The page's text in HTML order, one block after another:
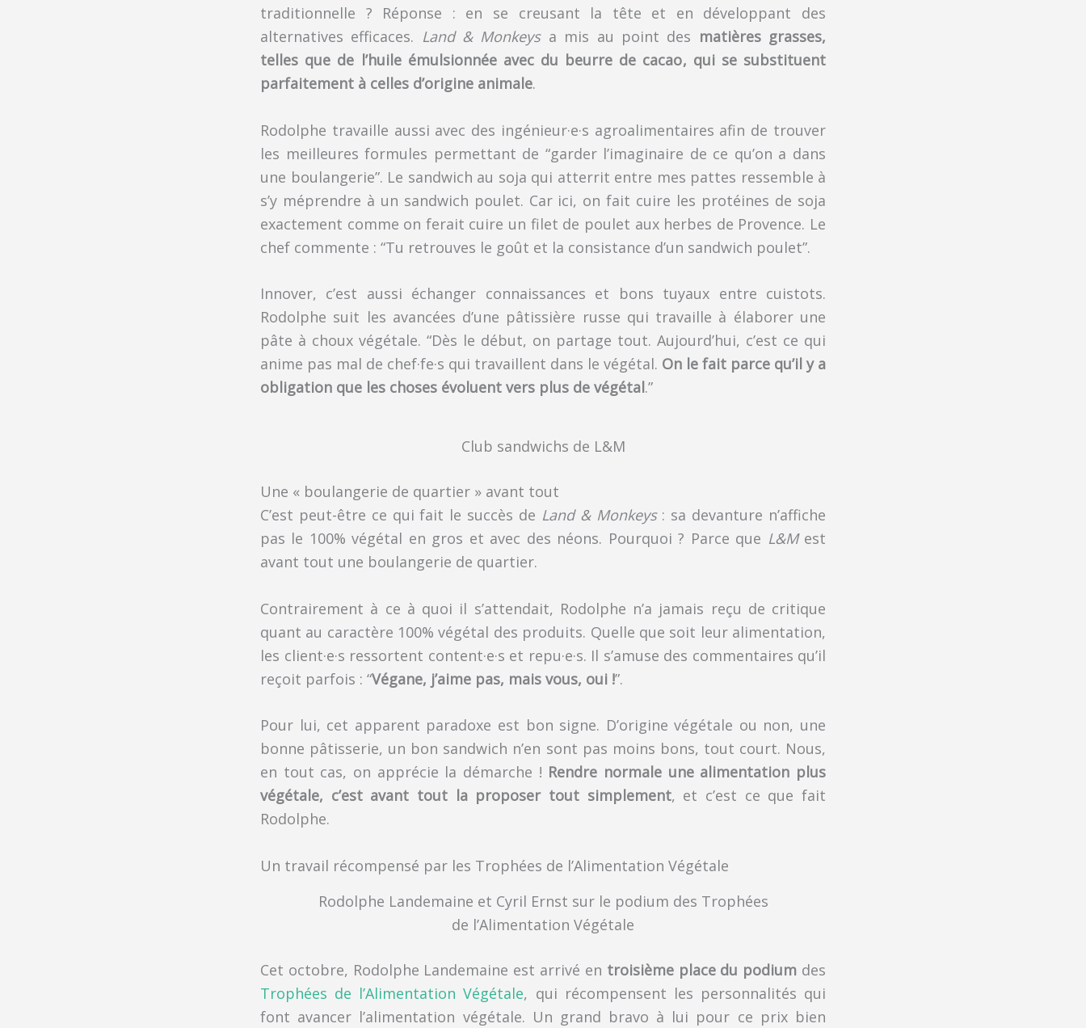
traditionnelle ? Réponse : en se creusant la tête et en développant des
alternatives efficaces. Land & Monkeysa mis au point des matières grasses,
telles que de l’huile émulsionnée avec du beurre de cacao, qui se substituent
parfaitement à celles d’origine animale.
Rodolphe travaille aussi avec des ingénieur·e·s agroalimentaires afin de trouver
les meilleures formules permettant de “garder l’imaginaire de ce qu’on a dans
une boulangerie”. Le sandwich au soja qui atterrit entre mes pattes ressemble à
s’y méprendre à un sandwich poulet. Car ici, on fait cuire les protéines de soja
exactement comme on ferait cuire un filet de poulet aux herbes de Provence. Le
chef commente : “Tu retrouves le goût et la consistance d’un sandwich poulet”.
Innover, c’est aussi échanger connaissances et bons tuyaux entre cuistots.
Rodolphe suit les avancées d’une pâtissière russe qui travaille à élaborer une
pâte à choux végétale. “Dès le début, on partage tout. Aujourd’hui, c’est ce qui
anime pas mal de chef·fe·s qui travaillent dans le végétal. On le fait parce qu’il y a
obligation que les choses évoluent vers plus de végétal.”
Club sandwichs de L&M
Une « boulangerie de quartier » avant tout
C’est peut-être ce qui fait le succès de Land & Monkeys: sa devanture n’affiche
pas le 100% végétal en gros et avec des néons. Pourquoi ? Parce que L&Mest
avant tout une boulangerie de quartier.
Contrairement à ce à quoi il s’attendait, Rodolphe n’a jamais reçu de critique
quant au caractère 100% végétal des produits. Quelle que soit leur alimentation,
les client·e·s ressortent content·e·s et repu·e·s. Il s’amuse des commentaires qu’il
reçoit parfois : “Végane, j’aime pas, mais vous, oui !”.
Pour lui, cet apparent paradoxe est bon signe. D’origine végétale ou non, une
bonne pâtisserie, un bon sandwich n’en sont pas moins bons, tout court. Nous,
en tout cas, on apprécie la démarche ! Rendre normale une alimentation plus
végétale, c’est avant tout la proposer tout simplement, et c’est ce que fait
Rodolphe.
Un travail récompensé par les Trophées de l’Alimentation Végétale
Rodolphe Landemaine et Cyril Ernst sur le podium des Trophées
de l’Alimentation Végétale
Cet octobre, Rodolphe Landemaine est arrivé en troisième place du podium des
Trophées de l’Alimentation Végétale, qui récompensent les personnalités qui
font avancer l’alimentation végétale. Un grand bravo à lui pour ce prix bien